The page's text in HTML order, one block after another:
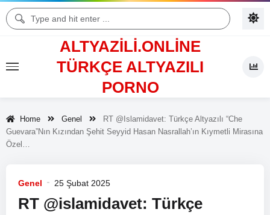
ALTYAZILI.ONLINE
TÜRKÇE ALTYAZILI
PORNO
Home Genel
RT @islamidavet: Türkçe Altyazılı “Che
Guevara”nın Kızından Şehit Seyyid Hasan Nasrallah’ın Kıymetli Mirasına
Özel…
Genel 25 Şubat 2025
RT @islamidavet: Türkçe